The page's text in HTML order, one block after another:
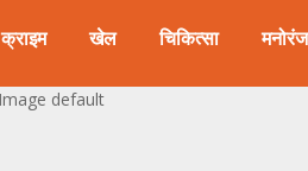
क्राइम खेल चिकित्सा